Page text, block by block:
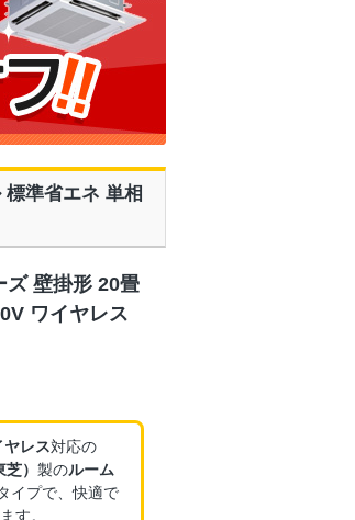
準省エネ 単相
ズ 壁掛形 20畳
ワイヤレス
レス対応の
） 製のルーム
イプで、快適で
す。